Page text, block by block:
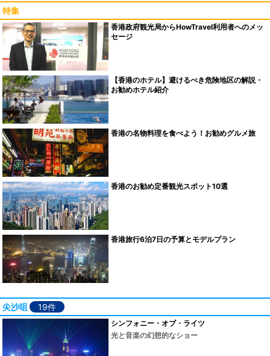
特集
香港政府観光局からHowTravel利用者へのメッ
セージ
【香港のホテル】避けるべき危険地区の解説・
お勧めホテル紹介
香港の名物料理を食べよう！お勧めグルメ旅
香港のお勧め定番観光スポット10選
香港旅行6泊7日の予算とモデルプラン
尖沙咀 19件
シンフォニー・オブ・ライツ
光と音楽の幻想的なショー